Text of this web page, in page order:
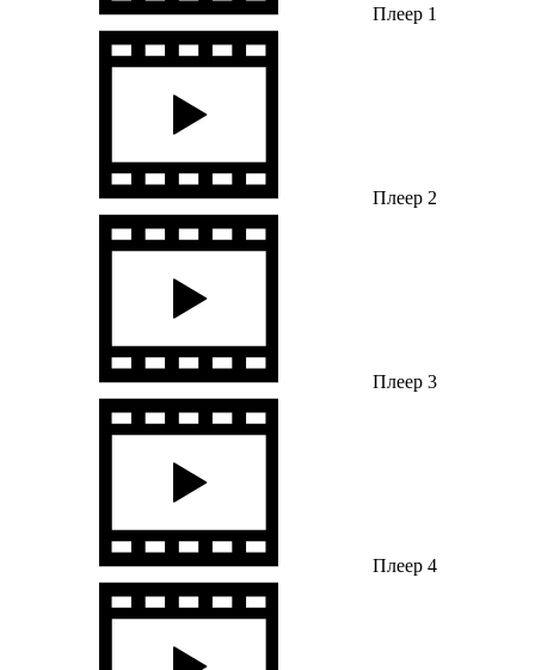
Плеер 1
Плеер 2
Плеер 3
Плеер 4